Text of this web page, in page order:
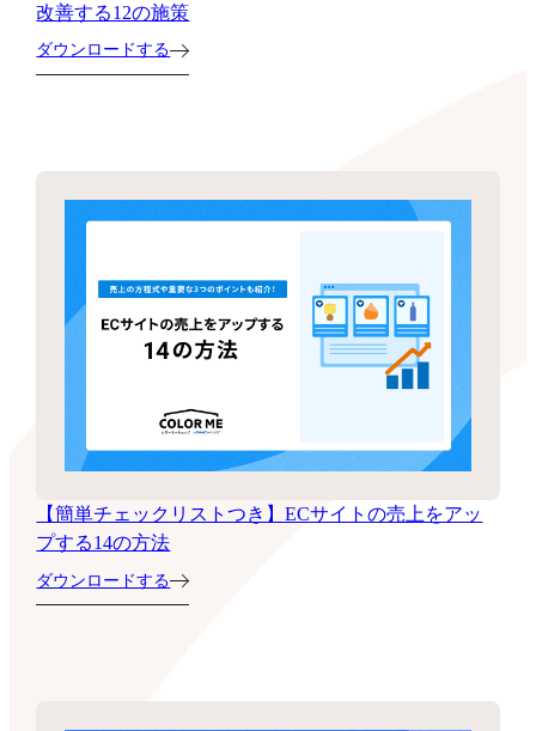
改善する12の施策
ダウンロードする
【簡単チェックリストつき】ECサイトの売上をアッ
プする14の方法
ダウンロードする